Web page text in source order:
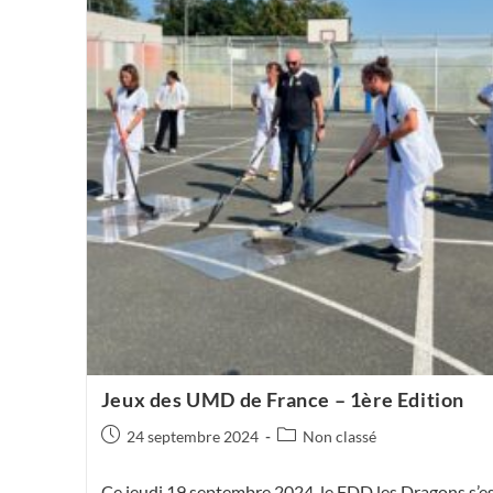
Jeux des UMD de France – 1ère Edition
Publication
24 septembre 2024
PostNon classé